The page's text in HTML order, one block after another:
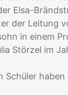
Elsa-
der Lei­tung
in ei­nem
Stör­zel im
Schü­ler